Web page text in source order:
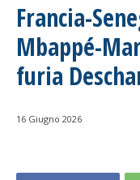
Francia-
Mbappé-
furia
16 Giugno 2026